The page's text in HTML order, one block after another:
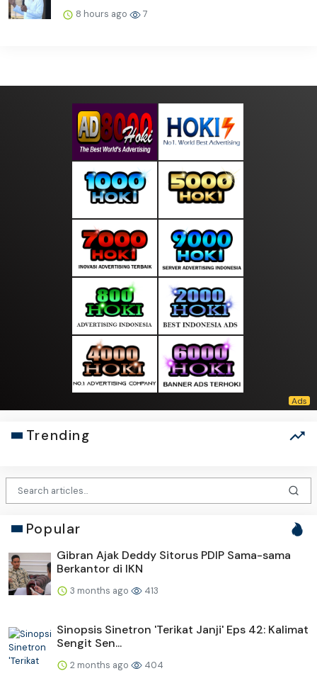
8 hours ago 7
Trending
Popular
Gibran Ajak Deddy Sitorus PDIP Sama-sama
Berkantor di IKN
3 months ago 413
Sinopsis Sinetron 'Terikat Janji' Eps 42: Kalimat
Sengit Sen...
2 months ago 404